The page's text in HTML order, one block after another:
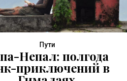
Пути
Непал: полгода
приключений в
© 2021
материалов сайта
указании активной и хорошо
заметной
вначале публикации.